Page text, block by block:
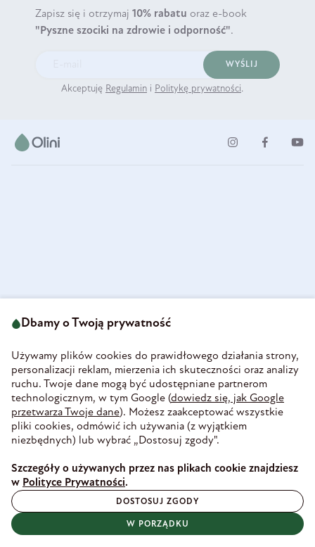
Zapisz się i otrzymaj 10% rabatu oraz e-book
"Pyszne szociki na zdrowie i odporność".
WYŚLIJ
Akceptuję Regulamin i Politykę prywatności.
58-160 Świebodzice
REGON 890213034
INFORMACJE
PŁATNOŚĆ I DOSTAWA
WIEDZA
ZAUFANE PŁATNOŚCI
BEZPIECZNA DOSTAWA
WSPÓŁPRACA
Dbamy o Twoją prywatność
Używamy plików cookies do prawidłowego działania strony,
personalizacji reklam, mierzenia ich skuteczności oraz analizy
ruchu. Twoje dane mogą być udostępniane partnerom
technologicznym, w tym Google (dowiedz się, jak Google
przetwarza Twoje dane). Możesz zaakceptować wszystkie
pliki cookies, odmówić ich używania (z wyjątkiem
niezbędnych) lub wybrać „Dostosuj zgody".
Szczegóły o używanych przez nas plikach cookie znajdziesz
w Polityce Prywatności.
DOSTOSUJ ZGODY
W PORZĄDKU